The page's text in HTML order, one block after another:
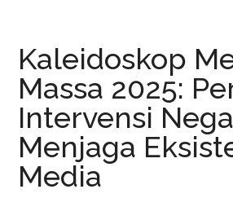
Kaleidoskop
Massa 2025:
Intervensi
Menjaga
Media